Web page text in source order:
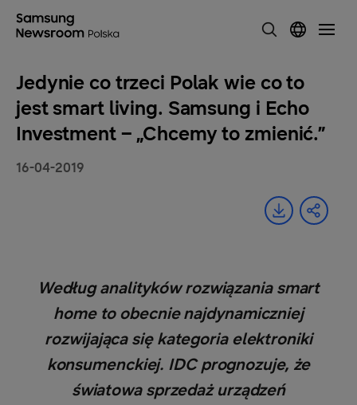
Jedynie co trzeci Polak wie co to
jest smart living. Samsung i Echo
Investment – „Chcemy to zmienić.”
16-04-2019
Według analityków rozwiązania smart
home to obecnie najdynamiczniej
rozwijająca się kategoria elektroniki
konsumenckiej. IDC prognozuje, że
światowa sprzedaż urządzeń